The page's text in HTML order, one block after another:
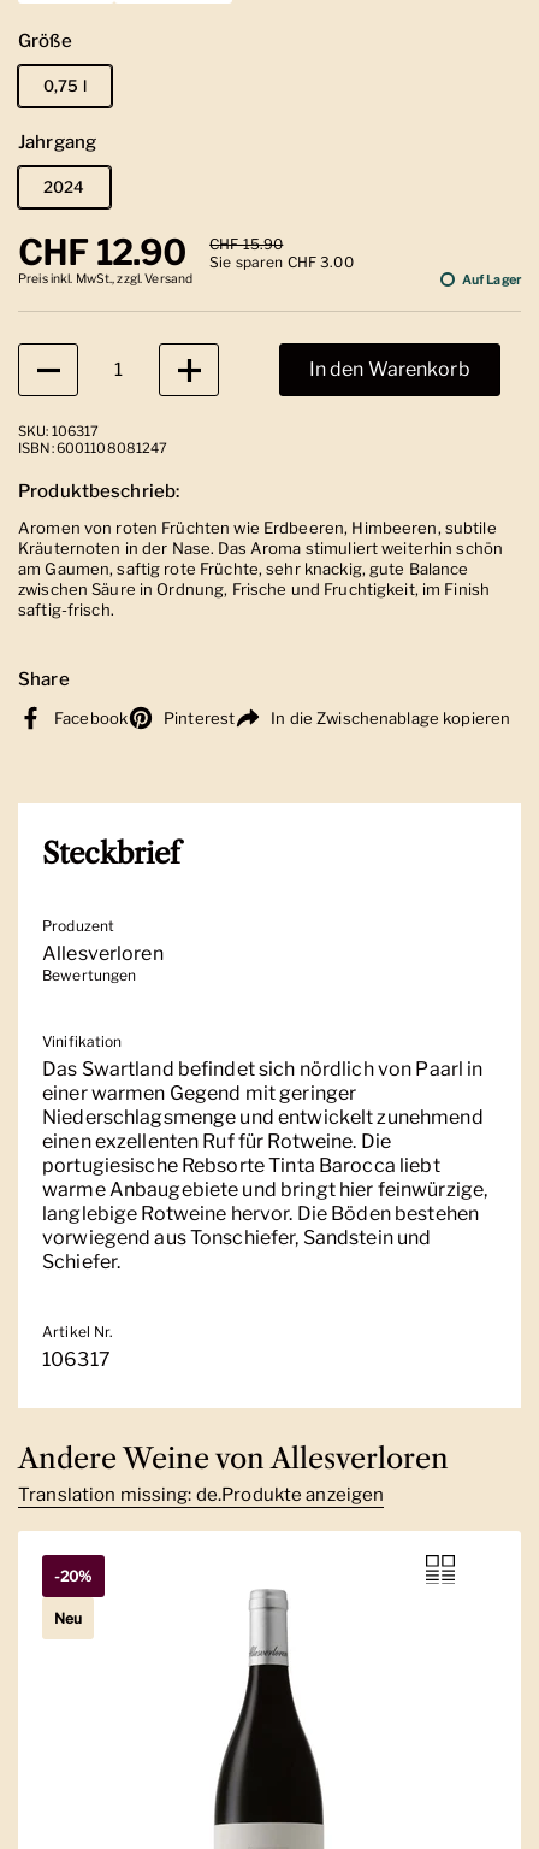
Größe
0,75 l
Jahrgang
2024
Regulärer Preis
CHF 12.90 Sale-Preis
CHF 15.90
Sie sparen CHF 3.00
Preis inkl. MwSt., zzgl. Versand Auf Lager
Anzahl
In den Warenkorb
SKU: 106317
ISBN: 6001108081247
Produktbeschrieb:
Aromen von roten Früchten wie Erdbeeren, Himbeeren, subtile
Kräuternoten in der Nase. Das Aroma stimuliert weiterhin schön
am Gaumen, saftig rote Früchte, sehr knackig, gute Balance
zwischen Säure in Ordnung, Frische und Fruchtigkeit, im Finish
saftig-frisch.
Share
Facebook Pinterest In die Zwischenablage kopieren
Steckbrief
Produzent
Allesverloren
Bewertungen
Vinifikation
Das Swartland befindet sich nördlich von Paarl in
einer warmen Gegend mit geringer
Niederschlagsmenge und entwickelt zunehmend
einen exzellenten Ruf für Rotweine. Die
portugiesische Rebsorte Tinta Barocca liebt
warme Anbaugebiete und bringt hier feinwürzige,
langlebige Rotweine hervor. Die Böden bestehen
vorwiegend aus Tonschiefer, Sandstein und
Schiefer.
Artikel Nr.
106317
Andere Weine von Allesverloren
Translation missing: de.Produkte anzeigen
-20%
Neu